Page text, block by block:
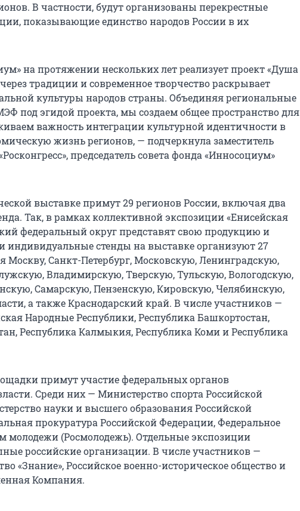
В частности, будут организованы перекрестные
показывающие единство народов России в их
на протяжении нескольких лет реализует проект «Душа
традиции и современное творчество раскрывает
культуры народов страны. Объединяя региональные
под эгидой проекта, мы создаем общее пространство для
важность интеграции культурной идентичности в
жизнь регионов, — подчеркнула заместитель
председатель совета фонда «Инносоциум»
выставке примут 29 регионов России, включая два
Так, в рамках коллективной экспозиции «Енисейская
федеральный округ представят свою продукцию и
индивидуальные стенды на выставке организуют 27
Москву, Санкт-Петербург, Московскую, Ленинградскую,
Владимирскую, Тверскую, Тульскую, Вологодскую,
Самарскую, Пензенскую, Кировскую, Челябинскую,
а также Краснодарский край. В числе участников —
Народные Республики, Республика Башкортостан,
Республика Калмыкия, Республика Коми и Республика
примут участие федеральных органов
Среди них — Министерство спорта Российской
науки и высшего образования Российской
прокуратура Российской Федерации, Федеральное
молодежи (Росмолодежь). Отдельные экспозиции
российские организации. В числе участников —
«Знание», Российское военно-историческое общество и
Компания.